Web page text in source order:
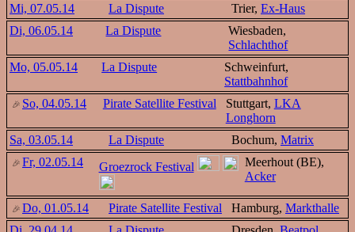
Mi, 07.05.14
La Dispute Trier, Ex-Haus
Di, 06.05.14
La Dispute
Wiesbaden,
Schlachthof
Mo, 05.05.14
La Dispute
Schweinfurt,
Stattbahnhof
So, 04.05.14
Pirate Satellite Festival Stuttgart, LKA
Longhorn
Sa, 03.05.14
La Dispute Bochum, Matrix
Fr, 02.05.14
Groezrock Festival
Meerhout (BE),
Acker
Do, 01.05.14 Pirate Satellite Festival Hamburg, Markthalle